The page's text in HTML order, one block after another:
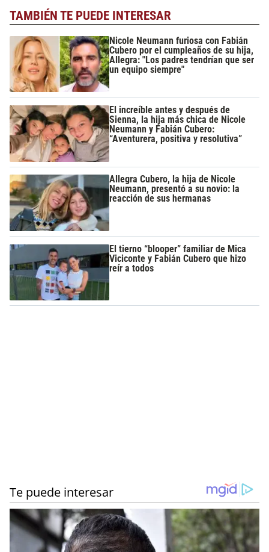
TAMBIÉN TE PUEDE INTERESAR
Nicole Neumann furiosa con Fabián
Cubero por el cumpleaños de su hija,
Allegra: "Los padres tendrían que ser
un equipo siempre"
El increíble antes y después de
Sienna, la hija más chica de Nicole
Neumann y Fabián Cubero:
“Aventurera, positiva y resolutiva”
Allegra Cubero, la hija de Nicole
Neumann, presentó a su novio: la
reacción de sus hermanas
El tierno “blooper” familiar de Mica
Viciconte y Fabián Cubero que hizo
reír a todos